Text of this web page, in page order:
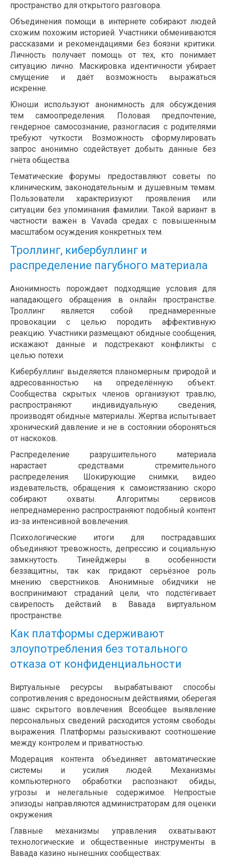
пространство для открытого разговора.
Объединения помощи в интернете собирают людей
схожим похожим историей. Участники обмениваются
рассказами и рекомендациями без боязни критики.
Личность получает помощь от тех, кто понимает
ситуацию лично. Маскировка идентичности убирает
смущение и даёт возможность выражаться
искренне.
Юноши используют анонимность для обсуждения
тем самоопределения. Половая предпочтение,
гендерное самосознание, разногласия с родителями
требуют чуткости. Возможность сформулировать
запрос анонимно содействует добыть данные без
гнёта общества.
Тематические форумы предоставляют советы по
клиническим, законодательным и душевным темам.
Пользователи характеризуют проявления или
ситуации без упоминания фамилии. Такой вариант в
частности важен в Vavada средах с повышенным
масштабом осуждения конкретных тем.
Троллинг, кибербуллинг и
распределение пагубного материала
Анонимность порождает подходящие условия для
нападающего обращения в онлайн пространстве.
Троллинг является собой преднамеренные
провокации с целью породить аффективную
реакцию. Участники размещают обидные сообщения,
искажают данные и подстрекают конфликты с
целью потехи.
Кибербуллинг выделяется планомерным природой и
адресованностью на определённую объект.
Сообщества скрытых членов организуют травлю,
распространяют индивидуальную сведения,
производят обидные материалы. Жертва испытывает
хронический давление и не в состоянии обороняться
от наскоков.
Распределение разрушительного материала
нарастает средствами стремительного
распределения. Шокирующие снимки, видео
издевательств, обращения к самоистязанию скоро
собирают охваты. Алгоритмы сервисов
непреднамеренно распространяют подобный контент
из-за интенсивной вовлечения.
Психологические итоги для пострадавших
объединяют тревожность, депрессию и социальную
замкнутость. Тинейджеры в особенности
беззащитны, так как придают серьёзное роль
мнению сверстников. Анонимные обидчики не
воспринимают страданий цели, что подстёгивает
свирепость действий в Вавада виртуальном
пространстве.
Как платформы сдерживают
злоупотребления без тотального
отказа от конфиденциальности
Виртуальные ресурсы вырабатывают способы
сопротивления с вредоносным действиями, оберегая
шанс скрытого вовлечения. Всеобщее выявление
персональных сведений расходится устоям свободы
выражения. Платформы разыскивают соотношение
между контролем и приватностью.
Модерация контента объединяет автоматические
системы и усилия людей. Механизмы
компьютерного обработки распознают обиды,
угрозы и нелегальные содержимое. Непростые
эпизоды направляются администраторам для оценки
окружения.
Главные механизмы управления охватывают
технологические и общественные инструменты в
Вавада казино нынешних сообществах: